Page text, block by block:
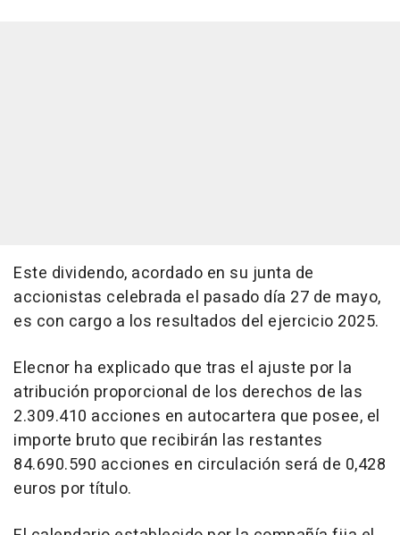
Este dividendo, acordado en su junta de
accionistas celebrada el pasado día 27 de mayo,
es con cargo a los resultados del ejercicio 2025.
Elecnor ha explicado que tras el ajuste por la
atribución proporcional de los derechos de las
2.309.410 acciones en autocartera que posee, el
importe bruto que recibirán las restantes
84.690.590 acciones en circulación será de 0,428
euros por título.